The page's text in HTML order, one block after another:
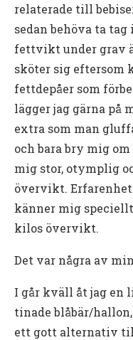
relaterade till
sedan behöva ta
fettvikt under grav
sköter sig eftersom
fettdepåer som
lägger jag gärna på
extra som man
och bara bry mig
mig stor, otymplig
övervikt.
känner mig
kilos övervikt.
Det var några av
I går kväll åt jag en
tinade blåbär/
ett gott alternativ